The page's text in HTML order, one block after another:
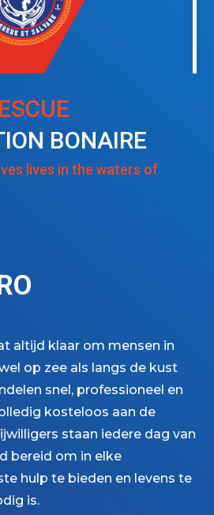
BONAIRE
lives in the waters of
altijd klaar om mensen in
op zee als langs de kust
snel, professioneel en
kosteloos aan de
staan iedere dag van
bereid om in elke
hulp te bieden en levens te
is.